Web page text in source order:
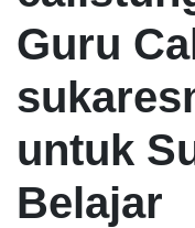
Guru
untuk
Belajar